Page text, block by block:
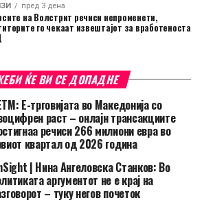
пред 3 дена
на Волстрит речиси непроменети,
го чекаат извештајот за вработеноста
ЌЕ ВИ СЕ ДОПАДНЕ
Е-трговијата во Македонија со
раст – онлајн трансакциите
речиси 266 милиони евра во
квартал од 2026 година
| Нина Ангеловска Станков: Во
аргументот не е крај на
– туку негов почеток